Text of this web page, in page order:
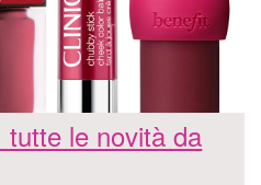
le novità da